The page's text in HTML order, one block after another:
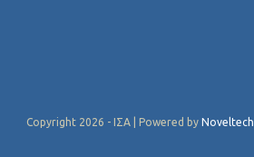
Copyright 2026 - ΙΣΑ | Powered by Noveltech